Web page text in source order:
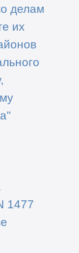
делам
их
1477